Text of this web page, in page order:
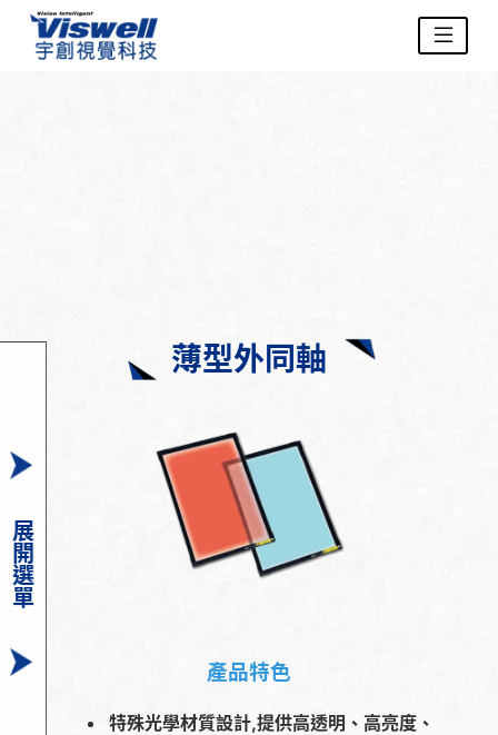
展開選單
薄型外同軸
產品特色
特殊光學材質設計,提供高透明、高亮度、